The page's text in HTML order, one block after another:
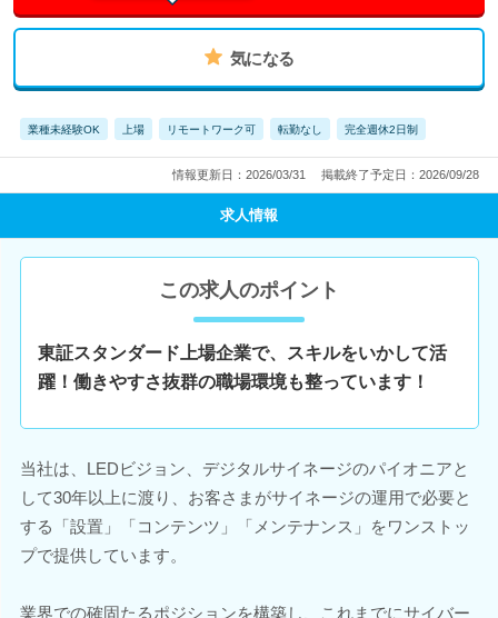
気になる
業種未経験OK 上場 リモートワーク可 転勤なし 完全週休2日制
情報更新日：2026/03/31 掲載終了予定日：2026/09/28
求人情報
この求人のポイント
東証スタンダード上場企業で、スキルをいかして活
躍！働きやすさ抜群の職場環境も整っています！
当社は、LEDビジョン、デジタルサイネージのパイオニアと
して30年以上に渡り、お客さまがサイネージの運用で必要と
する「設置」「コンテンツ」「メンテナンス」をワンストッ
プで提供しています。
業界での確固たるポジションを構築し、これまでにサイバー